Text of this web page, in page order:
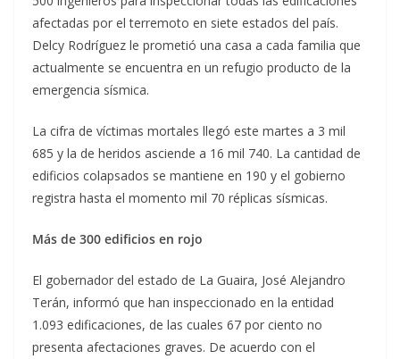
afectadas por el terremoto en siete estados del país.
Delcy Rodríguez le prometió una casa a cada familia que
actualmente se encuentra en un refugio producto de la
emergencia sísmica.
La cifra de víctimas mortales llegó este martes a 3 mil
685 y la de heridos asciende a 16 mil 740. La cantidad de
edificios colapsados se mantiene en 190 y el gobierno
registra hasta el momento mil 70 réplicas sísmicas.
Más de 300 edificios en rojo
El gobernador del estado de La Guaira, José Alejandro
Terán, informó que han inspeccionado en la entidad
1.093 edificaciones, de las cuales 67 por ciento no
presenta afectaciones graves. De acuerdo con el